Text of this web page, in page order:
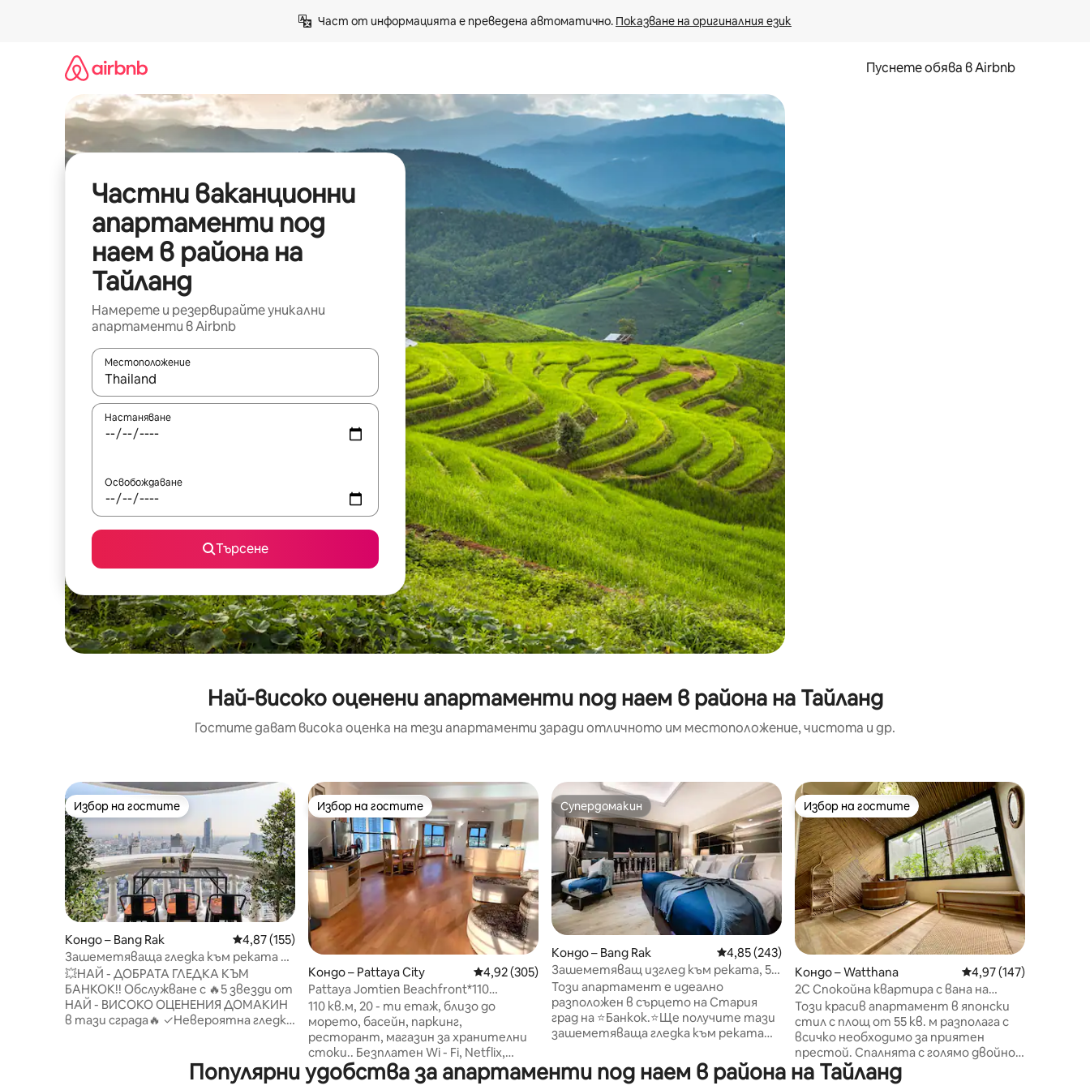
Част от информацията е преведена автоматично. Показване на оригиналния език
Пуснете обява в Airbnb
Частни ваканционни
апартаменти под
наем в района на
Тайланд
Намерете и резервирайте уникални
апартаменти в Airbnb
Местоположение
Когато резултатите се покажат, използвайте клавишите със стрелки нагоре и надолу или навигирайте с докосване или плъзгане.
Настаняване
Освобождаване
Търсене
Най-високо оценени апартаменти под наем в района на Тайланд
Гостите дават висока оценка на тези апартаменти заради отличното им местоположение, чистота и др.
Избор на гостите
Избор на гостите
Кондо – Bang Rak Средна оценка: 4,87 от 5, 155 отзива
4,87 (155)
Зашеметяваща гледка към реката в
Lebua Train&Pier – улична храна
💥НАЙ - ДОБРАТА ГЛЕДКА КЪМ
БАНКОК!! Обслужване с 🔥5 звезди от
НАЙ - ВИСОКО ОЦЕНЕНИЯ ДОМАКИН
в тази сграда🔥 ✓Невероятна гледка
70 кв. м. ✓Улична храна в изобилие
(според пътеводителя на Michelin)
Избор на гостите
Избор на гостите
Кондо – Pattaya City Средна оценка: 4,92 от 5, 305 отзива
4,92 (305)
Pattaya Jomtien Beachfront*110
кв.м.*#зашеметяващ изглед#
110 кв.м, 20 - ти етаж, близо до
морето, басейн, паркинг,
ресторант, магазин за хранителни
стоки.. Безплатен Wi - Fi, Netflix,
YouTube, Кабелна телевизия
Настаняване в 15:00 ч ./
Супердомакин
Супердомакин
Кондо – Bang Rak Средна оценка: 4,85 от 5, 243 отзива
4,85 (243)
Зашеметяващ изглед към реката, 5
минути пеша до влака и скай бара
Този апартамент е идеално
разположен в сърцето на Стария
град на ⭐️Банкок.⭐️Ще получите тази
зашеметяваща гледка към реката
разположен, лесно ще се свържете с
всички забележителности на Банкок
Избор на гостите
Избор на гостите
Кондо – Watthana Средна оценка: 4,97
4,97 (147)
2C Спокойна квартира с вана на
открито в сърцето на Банкок
Този красив апартамент в японски
стил с площ от 55 кв. м разполага с
всичко необходимо за приятен
престой. Спалнята с голямо двойно
легло и лично работно
пространство се отваря към
Популярни удобства за апартаменти под наем в района на Тайланд